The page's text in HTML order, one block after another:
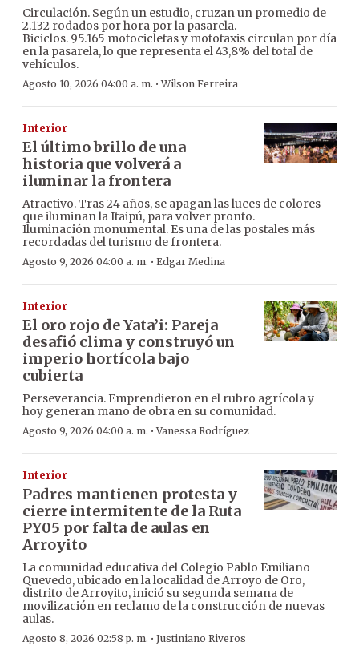
Circulación. Según un estudio, cruzan un promedio de
2.132 rodados por hora por la pasarela.
Biciclos. 95.165 motocicletas y mototaxis circulan por día
en la pasarela, lo que representa el 43,8% del total de
vehículos.
Agosto 10, 2026 04:00 a. m. ·Wilson Ferreira
Interior
El último brillo de una
historia que volverá a
iluminar la frontera
Atractivo. Tras 24 años, se apagan las luces de colores
que iluminan la Itaipú, para volver pronto.
Iluminación monumental. Es una de las postales más
recordadas del turismo de frontera.
Agosto 9, 2026 04:00 a. m. · Edgar Medina
Interior
El oro rojo de Yata’i: Pareja
desafió clima y construyó un
imperio hortícola bajo
cubierta
Perseverancia. Emprendieron en el rubro agrícola y
hoy generan mano de obra en su comunidad.
Agosto 9, 2026 04:00 a. m. ·Vanessa Rodríguez
Interior
Padres mantienen protesta y
cierre intermitente de la Ruta
PY05 por falta de aulas en
Arroyito
La comunidad educativa del Colegio Pablo Emiliano
Quevedo, ubicado en la localidad de Arroyo de Oro,
distrito de Arroyito, inició su segunda semana de
movilización en reclamo de la construcción de nuevas
aulas.
Agosto 8, 2026 02:58 p. m. · Justiniano Riveros